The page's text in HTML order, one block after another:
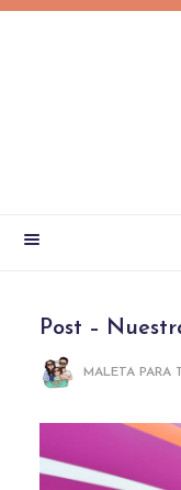
Post –
MALETA PARA